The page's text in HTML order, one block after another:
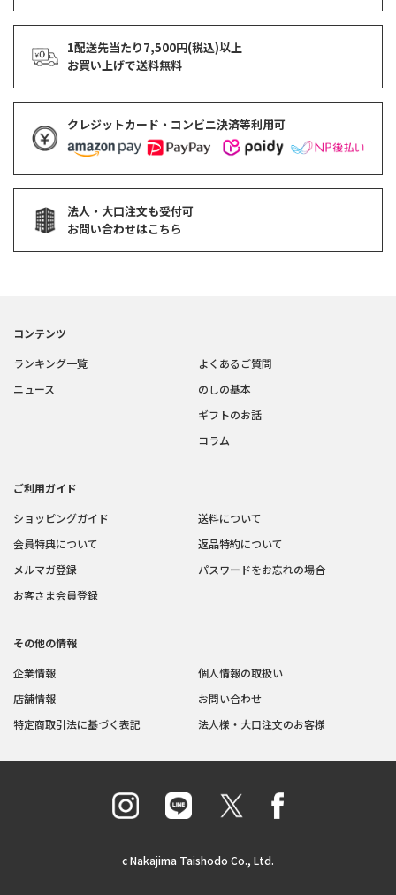
1配送先当たり7,500円(税込)以上
お買い上げで送料無料
クレジットカード・コンビニ決済等利用可
法人・大口注文も受付可
お問い合わせはこちら
コンテンツ
ランキング一覧
ニュース
よくあるご質問
のしの基本
ギフトのお話
コラム
ご利用ガイド
ショッピングガイド
会員特典について
メルマガ登録
お客さま会員登録
送料について
返品特約について
パスワードをお忘れの場合
その他の情報
企業情報
店舗情報
特定商取引法に基づく表記
個人情報の取扱い
お問い合わせ
法人様・大口注文のお客様
c Nakajima Taishodo Co., Ltd.